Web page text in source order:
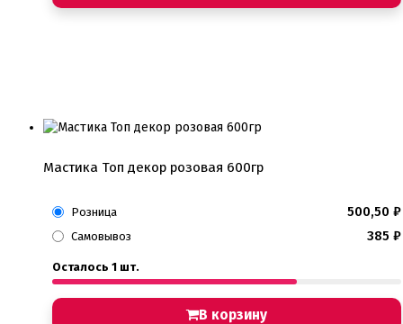
Мастика Топ декор розовая 600гр
Розница 500,50 ₽
Самовывоз 385 ₽
Осталось 1 шт.
В корзину